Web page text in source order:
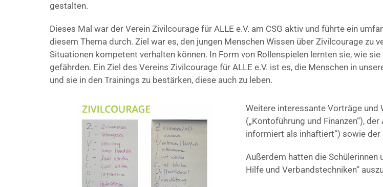
gestalten.
Dieses Mal war der Verein Zivilcourage für ALLE e.V. am CSG aktiv und führte ein
diesem Thema durch. Ziel war es, den jungen Menschen Wissen über Zivilcourage zu
Situationen kompetent verhalten können. In Form von Rollenspielen lernten sie, wie
gefährden. Ein Ziel des Vereins Zivilcourage für ALLE e.V. ist es, die Menschen in
und sie in den Trainings zu bestärken, diese auch zu leben.
Weitere interessante Vorträge und
(„Kontoführung und Finanzen“),
informiert als inhaftiert“) sowie der
Außerdem hatten die Schülerinnen
Hilfe und Verbandstechniken“